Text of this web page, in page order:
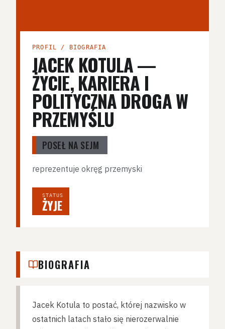
PROFIL / BIOGRAFIA
JACEK KOTULA —
ŻYCIE, KARIERA I
POLITYCZNA DROGA W
PRZEMYŚLU
POSEŁ NA SEJM
reprezentuje okręg przemyski
STATUS
ŻYJE
BIOGRAFIA
Jacek Kotula to postać, której nazwisko w
ostatnich latach stało się nierozerwalnie